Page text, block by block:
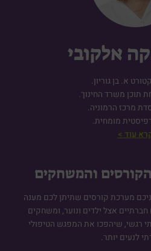
אלקובי
א. בן גוריון.
תוכן משרד החינוך.
מרכז הרמוניה.
מומחית.
עוד >
והמשחקים
מערכת קורסים שתיתן לכם מענה
אצל ילדים ונוער, ומשחקים
רגשי, שיהפכו את המפגש הטיפולי
לנעים יותר.